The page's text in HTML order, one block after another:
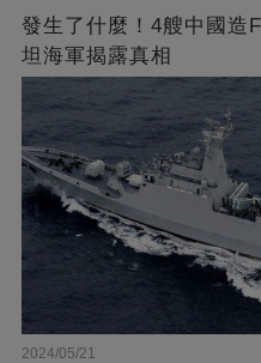
發生了什麼！4艘中國造
坦海軍揭露真相
2024/05/21